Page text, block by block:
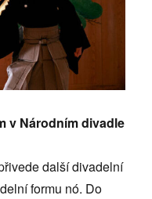
v Národním divadle
další divadelní
formu nó. Do